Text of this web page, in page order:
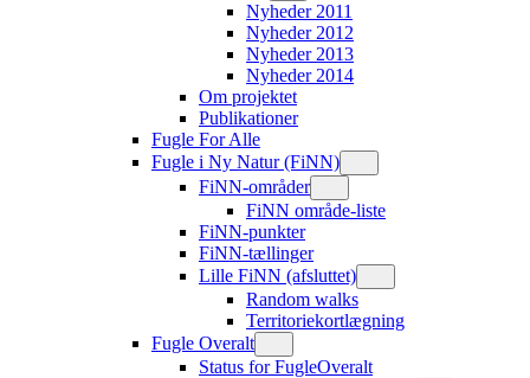
Nyheder 2011
Nyheder 2012
Nyheder 2013
Nyheder 2014
Om projektet
Publikationer
Fugle For Alle
Fugle i Ny Natur (FiNN)
FiNN-områder
FiNN område-liste
FiNN-punkter
FiNN-tællinger
Lille FiNN (afsluttet)
Random walks
Territoriekortlægning
Fugle Overalt
Status for FugleOveralt